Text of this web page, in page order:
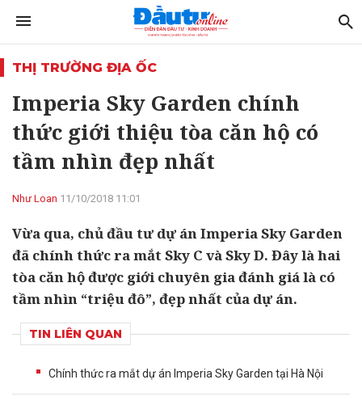
THỊ TRƯỜNG ĐỊA ỐC
Imperia Sky Garden chính
thức giới thiệu tòa căn hộ có
tầm nhìn đẹp nhất
Như Loan 11/10/2018 11:01
Vừa qua, chủ đầu tư dự án Imperia Sky Garden
đã chính thức ra mắt Sky C và Sky D. Đây là hai
tòa căn hộ được giới chuyên gia đánh giá là có
tầm nhìn “triệu đô”, đẹp nhất của dự án.
TIN LIÊN QUAN
Chính thức ra mắt dự án Imperia Sky Garden tại Hà Nội